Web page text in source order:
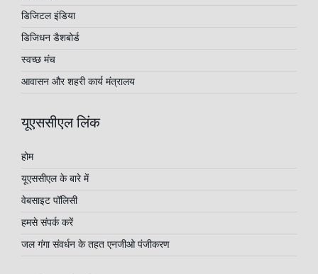
डिजिटल इंडिया
डिजिधन डैशबोर्ड
स्वच्छ मंच
आवासन और शहरी कार्य मंत्रालय
यूएससीएल लिंक
होम
यूएससीएल के बारे में
वेबसाइट पॉलिसी
हमसे संपर्क करें
जल गंगा संवर्धन के तहत एनजीओ पंजीकरण